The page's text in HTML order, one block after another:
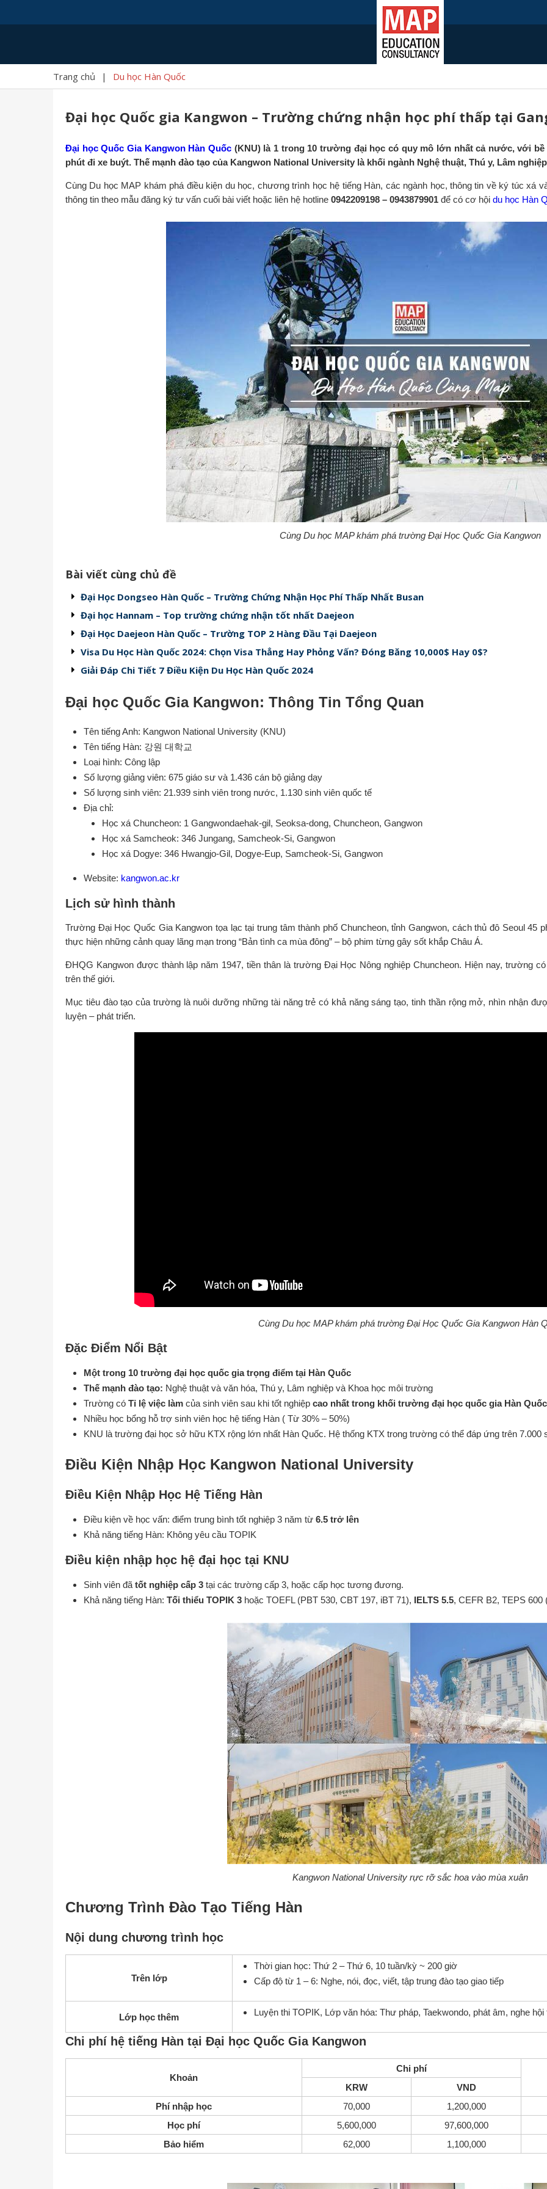
Trang chủ | Du học Hàn Quốc
Đại học Quốc gia Kangwon – Trường chứng nhận học phí thấp tại
Đại học Quốc Gia Kangwon Hàn Quốc(KNU) là 1 trong 10 trường đại học có quy mô lớn nhất cả nước, với bề
phút đi xe buýt. Thế mạnh đào tạo của Kangwon National University là khối ngành Nghệ thuật, Thú y, Lâm
Cùng Du học MAP khám phá điều kiện du học, chương trình học hệ tiếng Hàn, các ngành học, thông tin về ký túc xá
thông tin theo mẫu đăng ký tư vấn cuối bài viết hoặc liên hệ hotline 0942209198 – 0943879901 để có cơ hội du học Hàn
Cùng Du học MAP khám phá trường Đại Học Quốc Gia Kangwon
Bài viết cùng chủ đề
Đại Học Dongseo Hàn Quốc – Trường Chứng Nhận Học Phí Thấp Nhất Busan
Đại học Hannam – Top trường chứng nhận tốt nhất Daejeon
Đại Học Daejeon Hàn Quốc – Trường TOP 2 Hàng Đầu Tại Daejeon
Visa Du Học Hàn Quốc 2024: Chọn Visa Thẳng Hay Phỏng Vấn? Đóng Băng 10,000$ Hay 0$?
Giải Đáp Chi Tiết 7 Điều Kiện Du Học Hàn Quốc 2024
Đại học Quốc Gia Kangwon: Thông Tin Tổng Quan
Tên tiếng Anh: Kangwon National University (KNU)
Tên tiếng Hàn: 강원 대학교
Loại hình: Công lập
Số lượng giảng viên: 675 giáo sư và 1.436 cán bộ giảng dạy
Số lượng sinh viên: 21.939 sinh viên trong nước, 1.130 sinh viên quốc tế
Địa chỉ:
Học xá Chuncheon: 1 Gangwondaehak-gil, Seoksa-dong, Chuncheon, Gangwon
Học xá Samcheok: 346 Jungang, Samcheok-Si, Gangwon
Học xá Dogye: 346 Hwangjo-Gil, Dogye-Eup, Samcheok-Si, Gangwon
Website: kangwon.ac.kr
Lịch sử hình thành
Trường Đại Học Quốc Gia Kangwon tọa lạc tại trung tâm thành phố Chuncheon, tỉnh Gangwon, cách thủ đô Seoul 45
thực hiện những cảnh quay lãng mạn trong “Bản tình ca mùa đông” – bộ phim từng gây sốt khắp Châu Á.
ĐHQG Kangwon được thành lập năm 1947, tiền thân là trường Đại Học Nông nghiệp Chuncheon. Hiện nay, trường
trên thế giới.
Mục tiêu đào tạo của trường là nuôi dưỡng những tài năng trẻ có khả năng sáng tạo, tinh thần rộng mở, nhìn nhận
luyện – phát triển.
Cùng Du học MAP khám phá trường Đại Học Quốc Gia Kangwon Hàn
Đặc Điểm Nổi Bật
Một trong 10 trường đại học quốc gia trọng điểm tại Hàn Quốc
Thế mạnh đào tạo: Nghệ thuật và văn hóa, Thú y, Lâm nghiệp và Khoa học môi trường
Trường có Tỉ lệ việc làm của sinh viên sau khi tốt nghiệp cao nhất trong khối trường đại học quốc gia Hàn Quốc
Nhiều học bổng hỗ trợ sinh viên học hệ tiếng Hàn ( Từ 30% – 50%)
KNU là trường đại học sở hữu KTX rộng lớn nhất Hàn Quốc. Hệ thống KTX trong trường có thể đáp ứng trên 7.000
Điều Kiện Nhập Học Kangwon National University
Điều Kiện Nhập Học Hệ Tiếng Hàn
Điều kiện về học vấn: điểm trung bình tốt nghiệp 3 năm từ 6.5 trở lên
Khả năng tiếng Hàn: Không yêu cầu TOPIK
Điều kiện nhập học hệ đại học tại KNU
Sinh viên đã tốt nghiệp cấp 3 tại các trường cấp 3, hoặc cấp học tương đương.
Khả năng tiếng Hàn: Tối thiểu TOPIK 3 hoặc TOEFL (PBT 530, CBT 197, iBT 71), IELTS 5.5, CEFR B2, TEPS 600
Kangwon National University rực rỡ sắc hoa vào mùa xuân
Chương Trình Đào Tạo Tiếng Hàn
Nội dung chương trình học
Trên lớp
Thời gian học: Thứ 2 – Thứ 6, 10 tuần/kỳ ~ 200 giờ
Cấp độ từ 1 – 6: Nghe, nói, đọc, viết, tập trung đào tạo giao tiếp
Lớp học thêm Luyện thi TOPIK, Lớp văn hóa: Thư pháp, Taekwondo, phát âm, nghe
Chi phí hệ tiếng Hàn tại Đại học Quốc Gia Kangwon
Khoản
Chi phí
KRW
VND
Phí nhập học
70,000
1,200,000
Học phí
5,600,000
97,600,000
Bảo hiểm
62,000 1,100,000